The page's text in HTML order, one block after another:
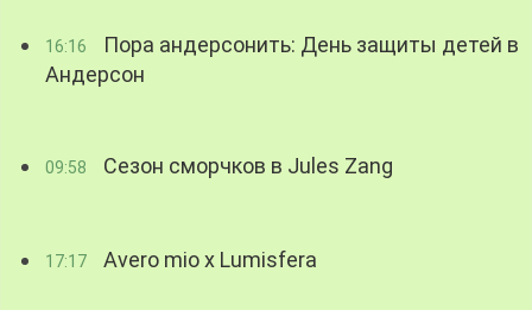
16:16
Пора андерсонить: День защиты детей в
Андерсон
09:58 Сезон сморчков в Jules Zang
17:17 Avero mio x Lumisfera